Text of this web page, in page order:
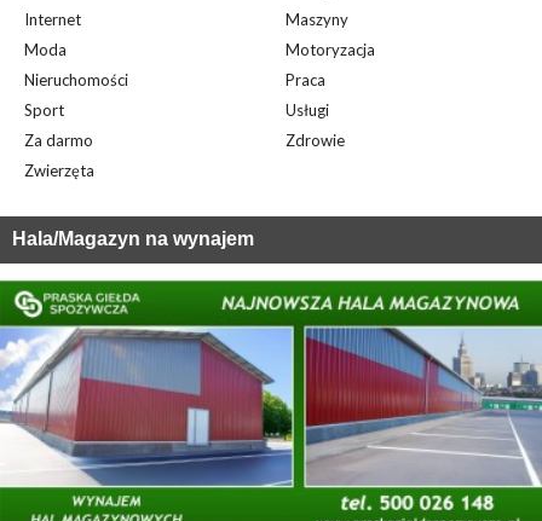
Internet
Maszyny
Moda
Motoryzacja
Nieruchomości
Praca
Sport
Usługi
Za darmo
Zdrowie
Zwierzęta
Hala/Magazyn na wynajem